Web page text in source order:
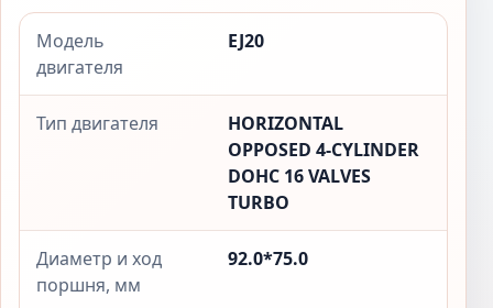
Модель
двигателя
EJ20
Тип двигателя
HORIZONTAL
OPPOSED 4-CYLINDER
DOHC 16 VALVES
TURBO
Диаметр и ход
поршня, мм
92.0*75.0